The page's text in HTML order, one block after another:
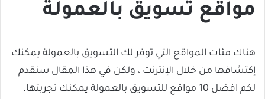
مواقع تسويق بالعمولة
هناك مئات المواقع التي توفر لك التسويق بالعمولة يمكنك
إكتشافها من خلال الإنترنت ، ولكن في هذا المقال سنقدم
لكم افضل 10 مواقع للتسويق بالعمولة يمكنك تجربتها.